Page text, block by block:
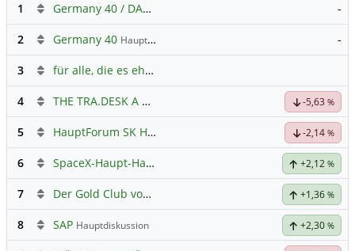
1
Germany 40 / DAX Prognose -
2 Germany 40 Hauptdiskussion -
3 für alle, die es ehrlich meinen beim Traden.
4 THE TRA.DESK A DL-,000001 -5,63 %
5 HauptForum SK HYNIC -2,14 %
6 SpaceX-Haupt-Hauptforum +2,12 %
7 Der Gold Club von Susiwong +1,36 %
8 SAP Hauptdiskussion +2,30 %